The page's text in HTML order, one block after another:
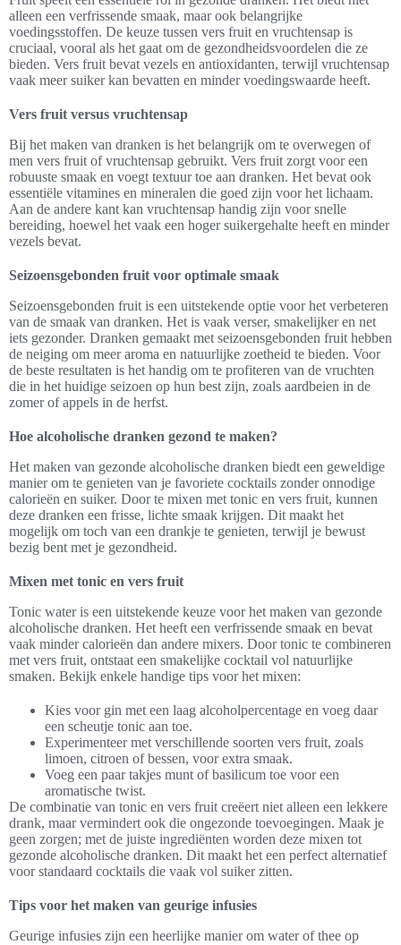
alleen een verfrissende smaak, maar ook belangrijke
voedingsstoffen. De keuze tussen vers fruit en vruchtensap is
cruciaal, vooral als het gaat om de gezondheidsvoordelen die ze
bieden. Vers fruit bevat vezels en antioxidanten, terwijl vruchtensap
vaak meer suiker kan bevatten en minder voedingswaarde heeft.
Vers fruit versus vruchtensap
Bij het maken van dranken is het belangrijk om te overwegen of
men vers fruit of vruchtensap gebruikt. Vers fruit zorgt voor een
robuuste smaak en voegt textuur toe aan dranken. Het bevat ook
essentiële vitamines en mineralen die goed zijn voor het lichaam.
Aan de andere kant kan vruchtensap handig zijn voor snelle
bereiding, hoewel het vaak een hoger suikergehalte heeft en minder
vezels bevat.
Seizoensgebonden fruit voor optimale smaak
Seizoensgebonden fruit is een uitstekende optie voor het verbeteren
van de smaak van dranken. Het is vaak verser, smakelijker en net
iets gezonder. Dranken gemaakt met seizoensgebonden fruit hebben
de neiging om meer aroma en natuurlijke zoetheid te bieden. Voor
de beste resultaten is het handig om te profiteren van de vruchten
die in het huidige seizoen op hun best zijn, zoals aardbeien in de
zomer of appels in de herfst.
Hoe alcoholische dranken gezond te maken?
Het maken van gezonde alcoholische dranken biedt een geweldige
manier om te genieten van je favoriete cocktails zonder onnodige
calorieën en suiker. Door te mixen met tonic en vers fruit, kunnen
deze dranken een frisse, lichte smaak krijgen. Dit maakt het
mogelijk om toch van een drankje te genieten, terwijl je bewust
bezig bent met je gezondheid.
Mixen met tonic en vers fruit
Tonic water is een uitstekende keuze voor het maken van gezonde
alcoholische dranken. Het heeft een verfrissende smaak en bevat
vaak minder calorieën dan andere mixers. Door tonic te combineren
met vers fruit, ontstaat een smakelijke cocktail vol natuurlijke
smaken. Bekijk enkele handige tips voor het mixen:
Kies voor gin met een laag alcoholpercentage en voeg daar
een scheutje tonic aan toe.
Experimenteer met verschillende soorten vers fruit, zoals
limoen, citroen of bessen, voor extra smaak.
Voeg een paar takjes munt of basilicum toe voor een
aromatische twist.
De combinatie van tonic en vers fruit creëert niet alleen een lekkere
drank, maar vermindert ook die ongezonde toevoegingen. Maak je
geen zorgen; met de juiste ingrediënten worden deze mixen tot
gezonde alcoholische dranken. Dit maakt het een perfect alternatief
voor standaard cocktails die vaak vol suiker zitten.
Tips voor het maken van geurige infusies
Geurige infusies zijn een heerlijke manier om water of thee op